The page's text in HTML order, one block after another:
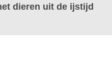
dieren uit de ijstijd